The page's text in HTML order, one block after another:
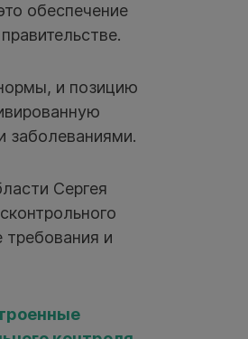
обеспечение
и позицию
заболеваниями.
Сергея
и